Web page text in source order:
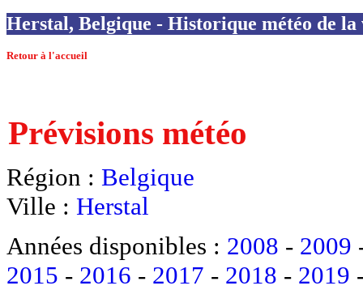
Herstal, Belgique - Historique météo de la
Retour à l'accueil
Prévisions météo
Région : Belgique
Ville : Herstal
Années disponibles : 2008 - 2009
2015 - 2016 - 2017 - 2018 - 2019